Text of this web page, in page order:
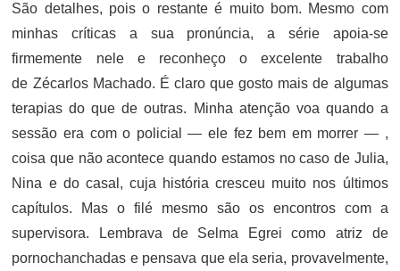
São detalhes, pois o restante é muito bom. Mesmo com
minhas críticas a sua pronúncia, a série apoia-se
firmemente nele e reconheço o excelente trabalho
de Zécarlos Machado. É claro que gosto mais de algumas
terapias do que de outras. Minha atenção voa quando a
sessão era com o policial — ele fez bem em morrer — ,
coisa que não acontece quando estamos no caso de Julia,
Nina e do casal, cuja história cresceu muito nos últimos
capítulos. Mas o filé mesmo são os encontros com a
supervisora. Lembrava de Selma Egrei como atriz de
pornochanchadas e pensava que ela seria, provavelmente,